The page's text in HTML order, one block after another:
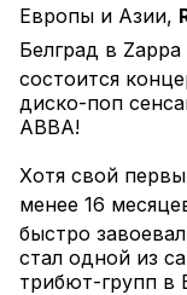
Европы и Азии,
Белград в
состоится
диско-поп
ABBA!
Хотя свой
менее 16
быстро
стал одной из
трибют-групп в